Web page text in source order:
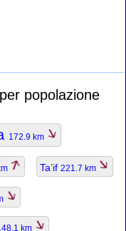
popolazione
172.9 km
Ta’if 221.7 km
km